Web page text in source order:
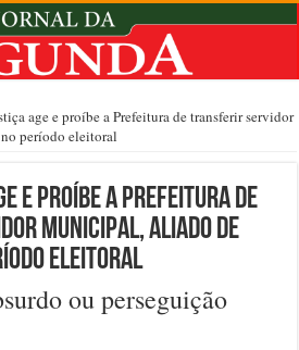
age e proíbe a Prefeitura de transferir servidor
período eleitoral
e proíbe a Prefeitura de
municipal, aliado de
eleitoral
ou perseguição